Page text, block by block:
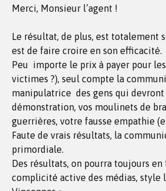
Merci, Monsieur l’agent !
Le résultat, de plus, est totalement
est de faire croire en son efficacité.
Peu importe le prix à payer pour
victimes ?), seul compte la
manipulatrice des gens qui
démonstration, vos moulinets de
guerrières, votre fausse empathie
Faute de vrais résultats, la
primordiale.
Des résultats, on pourra toujours en
complicité active des médias, style